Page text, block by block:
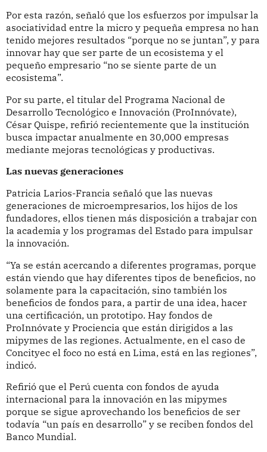
Por esta razón, señaló que los esfuerzos por impulsar la
asociatividad entre la micro y pequeña empresa no han
tenido mejores resultados “porque no se juntan”, y para
innovar hay que ser parte de un ecosistema y el
pequeño empresario “no se siente parte de un
ecosistema”.
Por su parte, el titular del Programa Nacional de
Desarrollo Tecnológico e Innovación (ProInnóvate),
César Quispe, refirió recientemente que la institución
busca impactar anualmente en 30,000 empresas
mediante mejoras tecnológicas y productivas.
Las nuevas generaciones
Patricia Larios-Francia señaló que las nuevas
generaciones de microempresarios, los hijos de los
fundadores, ellos tienen más disposición a trabajar con
la academia y los programas del Estado para impulsar
la innovación.
“Ya se están acercando a diferentes programas, porque
están viendo que hay diferentes tipos de beneficios, no
solamente para la capacitación, sino también los
beneficios de fondos para, a partir de una idea, hacer
una certificación, un prototipo. Hay fondos de
ProInnóvate y Prociencia que están dirigidos a las
mipymes de las regiones. Actualmente, en el caso de
Concityec el foco no está en Lima, está en las regiones”,
indicó.
Refirió que el Perú cuenta con fondos de ayuda
internacional para la innovación en las mipymes
porque se sigue aprovechando los beneficios de ser
todavía “un país en desarrollo” y se reciben fondos del
Banco Mundial.